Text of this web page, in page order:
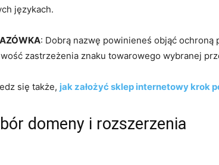
językach.
: Dobrą nazwę powinieneś objąć
zastrzeżenia znaku towarowego wybranej
się także, jak założyć sklep internetowy krok
domeny i rozszerzenia